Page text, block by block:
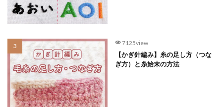
7125view
【かぎ針編み】糸の足し方（つな
ぎ方）と糸始末の方法